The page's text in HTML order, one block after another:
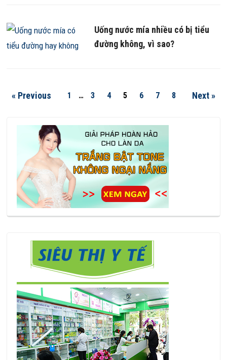
Uống nước mía nhiều có bị tiểu
đường không, vì sao?
« Previous 1 … 3 4 5 6 7 8 Next »